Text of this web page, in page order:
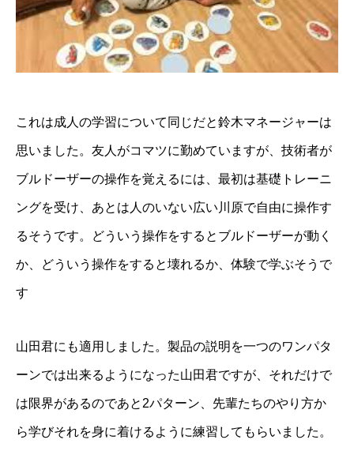
これは成人の学習について同じだと鈴木マネージャーは
思いました。友人がコマツに勤めていますが、技術者が
ブルドーザーの操作を覚えるには、最初は基礎トレーニ
ングを受け、あとは人のいない広い川原で自由に操作す
るそうです。どういう操作をするとブルドーザーが動く
か、どういう操作をすると壊れるか、体験で学ぶそうで
す
山田君にも適用しました。製品の説明を一つのワンパタ
ーンでは出来るようになった山田君ですが、それだけで
は限界があるのであと2パターン、先輩たちのやり方か
ら学びそれを身に着けるように練習してもらいました。